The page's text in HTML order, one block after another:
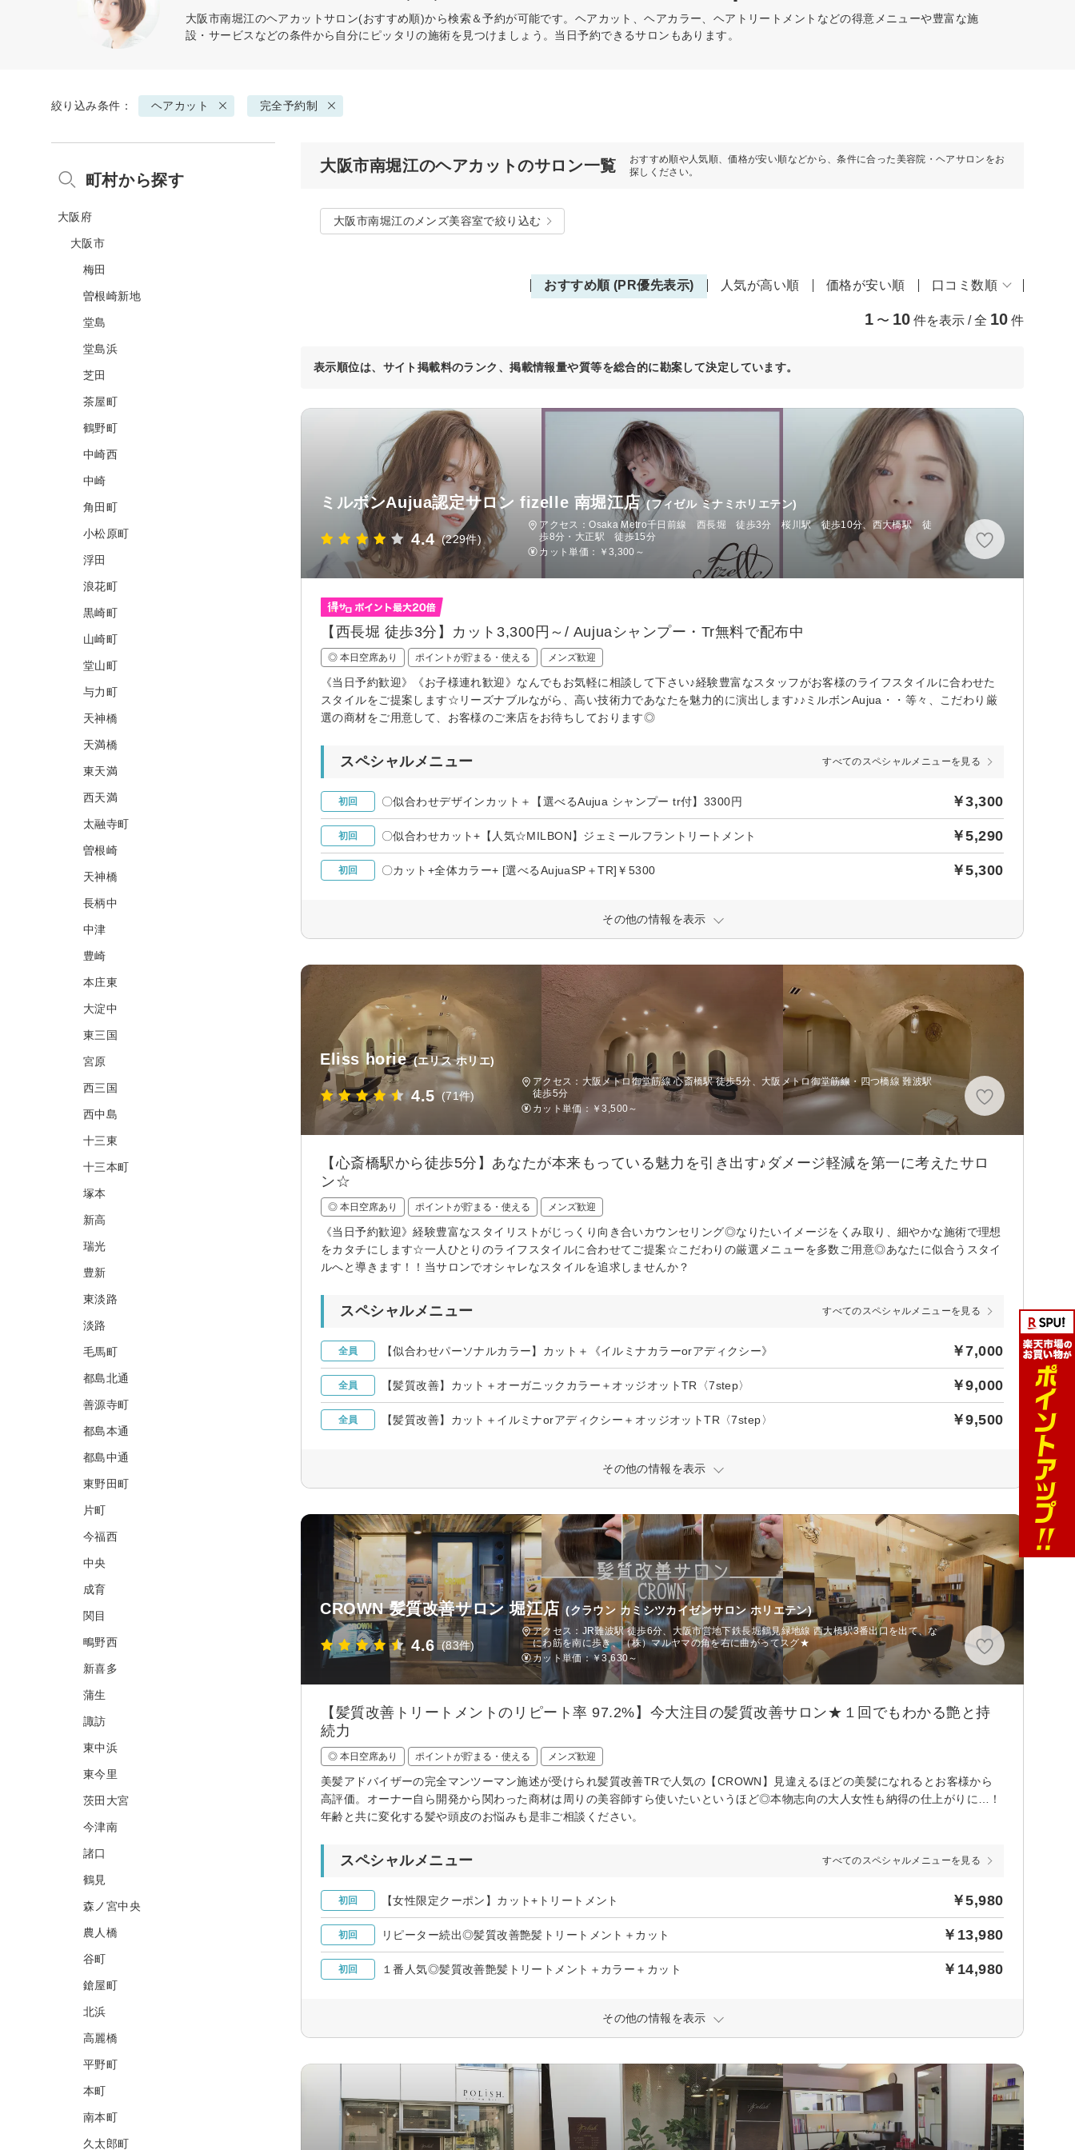
大阪市南堀江のヘアカットサロン(おすすめ順)から検索＆予約が可能です。ヘアカット、ヘアカラー、ヘアトリートメントなどの得意メニューや豊富な施
設・サービスなどの条件から自分にピッタリの施術を見つけましょう。当日予約できるサロンもあります。
絞り込み条件： ヘアカット 完全予約制
大阪市南堀江のヘアカットのサロン一覧
おすすめ順や人気順、価格が安い順などから、条件に合った美容院・ヘアサロンをお
探しください。
大阪市南堀江のメンズ美容室で絞り込む
おすすめ順 (PR優先表示) 人気が高い順 価格が安い順 口コミ数順
1 〜 10 件を表示 / 全 10 件
表示順位は、サイト掲載料のランク、掲載情報量や質等を総合的に勘案して決定しています。
ミルボンAujua認定サロン fizelle 南堀江店 (フィゼル ミナミホリエテン)
4.4 (229件)
アクセス：Osaka Metro千日前線 西長堀 徒歩3分 桜川駅 徒歩10分、西大橋駅 徒
歩8分・大正駅 徒歩15分
カット単価：
￥3,300～
【西長堀 徒歩3分】カット3,300円～/ Aujuaシャンプー・Tr無料で配布中
◎ 本日空席あり ポイントが貯まる・使える メンズ歓迎
《当日予約歓迎》《お子様連れ歓迎》なんでもお気軽に相談して下さい♪経験豊富なスタッフがお客様のライフスタイルに合わせた
スタイルをご提案します☆リーズナブルながら、高い技術力であなたを魅力的に演出します♪♪ミルボンAujua・・等々、こだわり厳
選の商材をご用意して、お客様のご来店をお待ちしております◎
スペシャルメニュー すべてのスペシャルメニューを見る
初回 〇似合わせデザインカット＋【選べるAujua シャンプー tr付】3300円 ￥3,300
初回 〇似合わせカット+【人気☆MILBON】ジェミールフラントリートメント ￥5,290
初回 〇カット+全体カラー+ [選べるAujuaSP＋TR]￥5300 ￥5,300
その他の情報を表示
Eliss horie (エリス ホリエ)
4.5 (71件)
アクセス：大阪メトロ御堂筋線 心斎橋駅 徒歩5分、大阪メトロ御堂筋線・四つ橋線 難波駅
徒歩5分
カット単価： ￥3,500～
【心斎橋駅から徒歩5分】あなたが本来もっている魅力を引き出す♪ダメージ軽減を第一に考えたサロ
ン☆
◎ 本日空席あり ポイントが貯まる・使える メンズ歓迎
《当日予約歓迎》経験豊富なスタイリストがじっくり向き合いカウンセリング◎なりたいイメージをくみ取り、細やかな施術で理想
をカタチにします☆一人ひとりのライフスタイルに合わせてご提案☆こだわりの厳選メニューを多数ご用意◎あなたに似合うスタイ
ルへと導きます！！当サロンでオシャレなスタイルを追求しませんか？
スペシャルメニュー すべてのスペシャルメニューを見る
全員 【似合わせパーソナルカラー】カット＋《イルミナカラーorアディクシー》 ￥7,000
全員 【髪質改善】カット＋オーガニックカラー＋オッジオットTR〈7step〉 ￥9,000
全員 【髪質改善】カット＋イルミナorアディクシー＋オッジオットTR〈7step〉 ￥9,500
その他の情報を表示
CROWN 髪質改善サロン 堀江店 (クラウン カミシツカイゼンサロン ホリエテン)
4.6 (83件)
アクセス：JR難波駅 徒歩6分、大阪市営地下鉄長堀鶴見緑地線 西大橋駅3番出口を出て、な
にわ筋を南に歩き、（株）マルヤマの角を右に曲がってスグ★
カット単価：￥3,630～
【髪質改善トリートメントのリピート率 97.2%】今大注目の髪質改善サロン★１回でもわかる艶と持
続力
◎ 本日空席あり ポイントが貯まる・使える メンズ歓迎
美髪アドバイザーの完全マンツーマン施述が受けられ髪質改善TRで人気の【CROWN】見違えるほどの美髪になれるとお客様から
高評価。オーナー自ら開発から関わった商材は周りの美容師すら使いたいというほど◎本物志向の大人女性も納得の仕上がりに…！
年齢と共に変化する髪や頭皮のお悩みも是非ご相談ください。
スペシャルメニュー すべてのスペシャルメニューを見る
初回 【女性限定クーポン】カット+トリートメント ￥5,980
初回 リピーター続出◎髪質改善艶髪トリートメント＋カット ￥13,980
初回 １番人気◎髪質改善艶髪トリートメント＋カラー＋カット ￥14,980
その他の情報を表示
町村から探す
大阪府
大阪市
梅田
曽根崎新地
堂島
堂島浜
芝田
茶屋町
鶴野町
中崎西
中崎
角田町
小松原町
浮田
浪花町
黒崎町
山崎町
堂山町
与力町
天神橋
天満橋
東天満
西天満
太融寺町
曽根崎
天神橋
長柄中
中津
豊崎
本庄東
大淀中
東三国
宮原
西三国
西中島
十三東
十三本町
塚本
新高
瑞光
豊新
東淡路
淡路
毛馬町
都島北通
善源寺町
都島本通
都島中通
東野田町
片町
今福西
中央
成育
関目
鴫野西
新喜多
蒲生
諏訪
東中浜
東今里
茨田大宮
今津南
諸口
鶴見
森ノ宮中央
農人橋
谷町
鎗屋町
北浜
高麗橋
平野町
本町
南本町
久太郎町